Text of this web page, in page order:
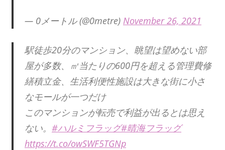
— 0メートル (@0metre) November 26, 2021
駅徒歩20分のマンション、眺望は望めない部
屋が多数、㎡当たりの600円を超える管理費修
繕積立金、生活利便性施設は大きな街に小さ
なモールが一つだけ
このマンションが転売で利益が出るとは思え
ない。 #ハルミフラッグ#晴海フラッグ
https://t.co/owSWF5TGNp